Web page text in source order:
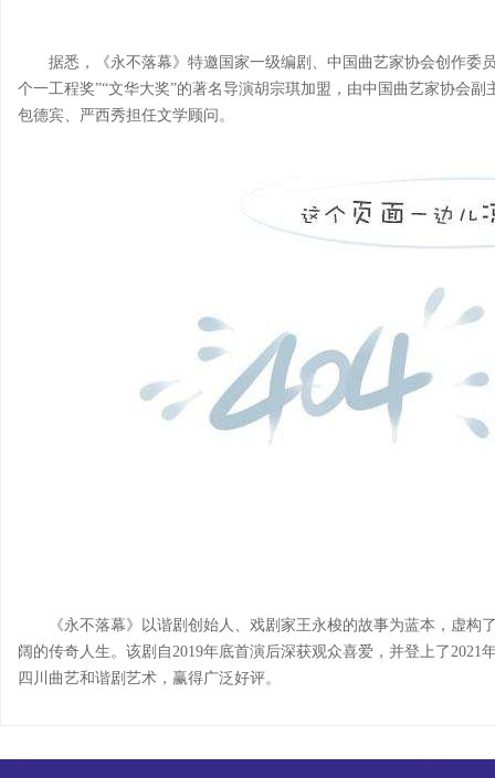
据悉，《永不落幕》特邀国家一级编剧、中国曲艺家协会创作委
个一工程奖”“文华大奖”的著名导演胡宗琪加盟，由中国曲艺家协会
包德宾、严西秀担任文学顾问。
《永不落幕》以谐剧创始人、戏剧家王永梭的故事为蓝本，虚
阔的传奇人生。该剧自2019年底首演后深获观众喜爱，并登上了
四川曲艺和谐剧艺术，赢得广泛好评。